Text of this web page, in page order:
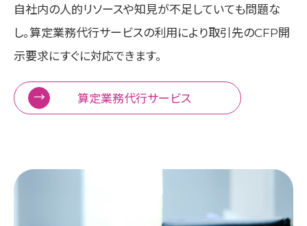
自社内の人的リソースや知見が不足していても問題な
し。算定業務代行サービスの利用により取引先のCFP開
示要求にすぐに対応できます。
算定業務代行サービス